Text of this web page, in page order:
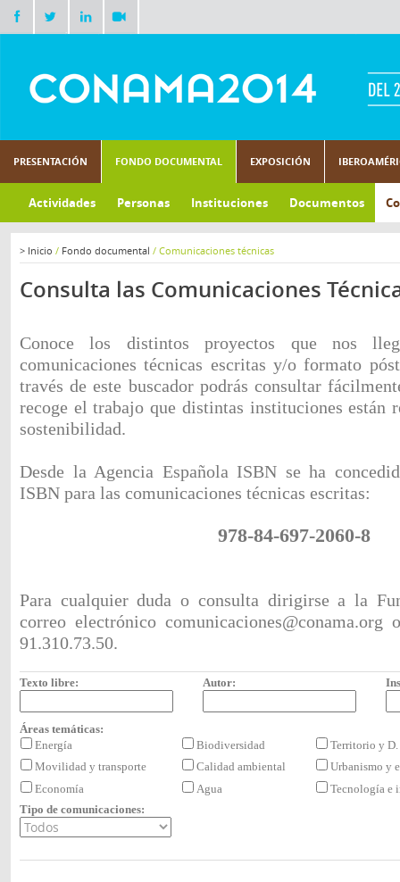
PRESENTACIÓN FONDO DOCUMENTAL EXPOSICIÓN
Actividades Personas Instituciones Documentos
> Inicio / Fondo documental / Comunicaciones técnicas
Consulta las Comunicaciones
Conoce los distintos proyectos que nos
comunicaciones técnicas escritas y/o formato
través de este buscador podrás consultar
recoge el trabajo que distintas instituciones están
sostenibilidad.
Desde la Agencia Española ISBN se ha
ISBN para las comunicaciones técnicas escritas:
978-84-697-2060-8
Para cualquier duda o consulta dirigirse a la
correo electrónico comunicaciones@conama.org
91.310.73.50.
Texto libre: Autor:
Áreas temáticas:
Energía
Biodiversidad
Territorio y
Movilidad y transporte
Calidad ambiental
Urbanismo y
Economía
Agua
Tecnología
Tipo de comunicaciones: